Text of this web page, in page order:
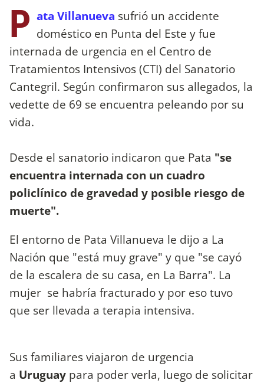
P ata Villanueva sufrió un accidente
doméstico en Punta del Este y fue
internada de urgencia en el Centro de
Tratamientos Intensivos (CTI) del Sanatorio
Cantegril. Según confirmaron sus allegados, la
vedette de 69 se encuentra peleando por su
vida.
Desde el sanatorio indicaron que Pata "se
encuentra internada con un cuadro
policlínico de gravedad y posible riesgo de
muerte".
El entorno de Pata Villanueva le dijo a La
Nación que "está muy grave" y que "se cayó
de la escalera de su casa, en La Barra". La
mujer se habría fracturado y por eso tuvo
que ser llevada a terapia intensiva.
Sus familiares viajaron de urgencia
a Uruguay para poder verla, luego de solicitar